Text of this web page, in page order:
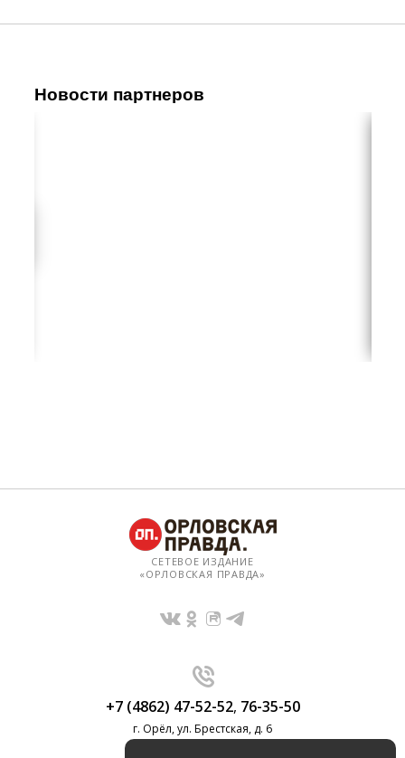
Новости партнеров
СЕТЕВОЕ ИЗДАНИЕ
«ОРЛОВСКАЯ ПРАВДА»
+7 (4862) 47-52-52, 76-35-50
г. Орёл, ул. Брестская, д. 6